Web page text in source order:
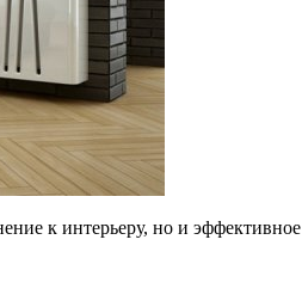
к интерьеру, но и эффективное